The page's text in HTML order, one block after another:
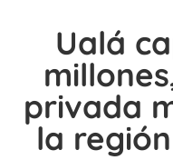
Ualá
privada
la